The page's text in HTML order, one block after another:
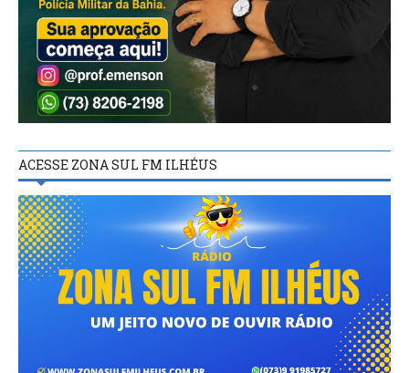
ACESSE ZONA SUL FM ILHÉUS